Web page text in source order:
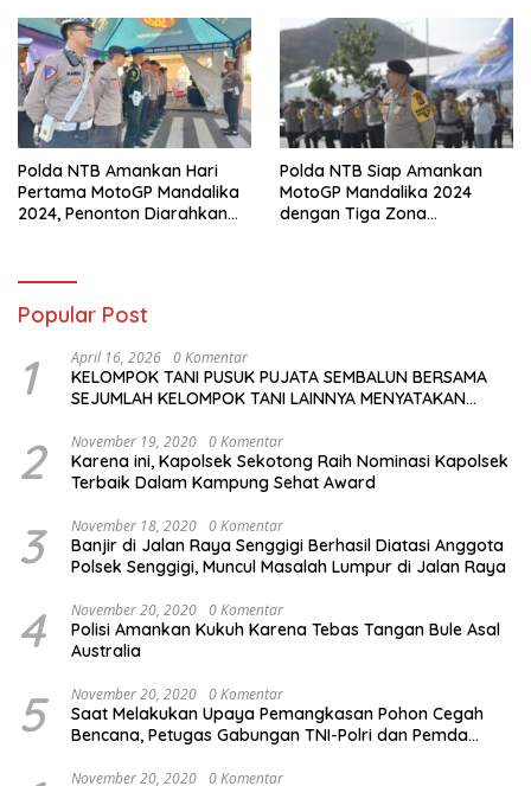
Polda NTB Amankan Hari
Pertama MotoGP Mandalika
2024, Penonton Diarahkan
Polda NTB Siap Amankan
MotoGP Mandalika 2024
dengan Tiga Zona
Popular Post
1 April 16, 2026 0 Komentar
KELOMPOK TANI PUSUK PUJATA SEMBALUN BERSAMA
SEJUMLAH KELOMPOK TANI LAINNYA MENYATAKAN
MENYUKSESKAN PROGRAM PEMERINTAH DI SEKTOR
HORTIKULTURA, KHUSUSNYA PROGRAM BANTUAN BENIH
BAWANG PUTIH DARI APBN 2026.
2 November 19, 2020 0 Komentar
Karena ini, Kapolsek Sekotong Raih Nominasi Kapolsek
Terbaik Dalam Kampung Sehat Award
3 November 18, 2020 0 Komentar
Banjir di Jalan Raya Senggigi Berhasil Diatasi Anggota
Polsek Senggigi, Muncul Masalah Lumpur di Jalan Raya
4 November 20, 2020 0 Komentar
Polisi Amankan Kukuh Karena Tebas Tangan Bule Asal
Australia
5 November 20, 2020 0 Komentar
Saat Melakukan Upaya Pemangkasan Pohon Cegah
Bencana, Petugas Gabungan TNI-Polri dan Pemda
November 20, 2020 0 Komentar